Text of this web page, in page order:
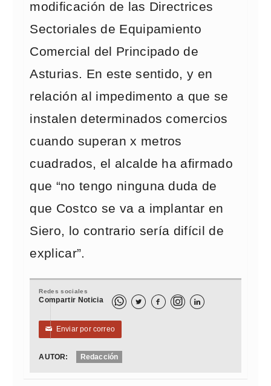
modificación de las Directrices
Sectoriales de Equipamiento
Comercial del Principado de
Asturias. En este sentido, y en
relación al impedimento a que se
instalen determinados comercios
cuando superan x metros
cuadrados, el alcalde ha afirmado
que “no tengo ninguna duda de
que Costco se va a implantar en
Siero, lo contrario sería difícil de
explicar”.
Redes sociales
Compartir Noticia   
✉ Enviar por correo
AUTOR: Redacción